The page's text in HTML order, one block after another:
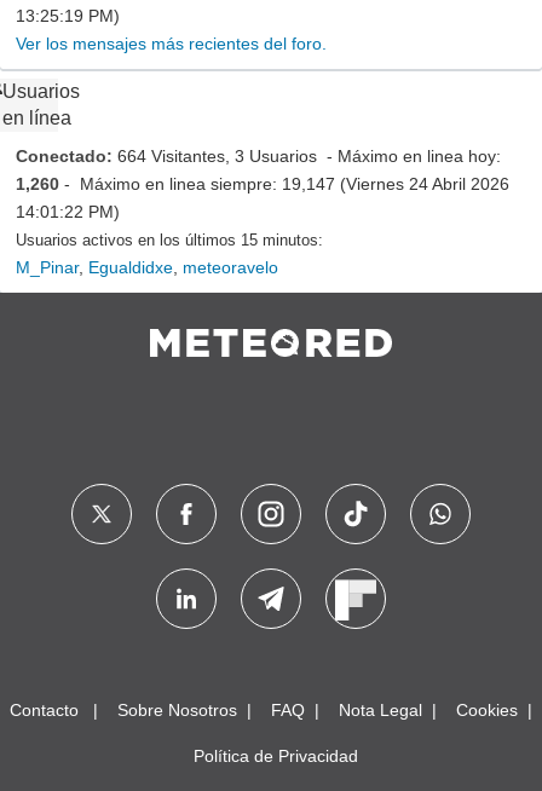
13:25:19 PM)
Ver los mensajes más recientes del foro.
Usuarios
en línea
Conectado: 664 Visitantes, 3 Usuarios - Máximo en linea hoy:
1,260 - Máximo en linea siempre: 19,147 (Viernes 24 Abril 2026
14:01:22 PM)
Usuarios activos en los últimos 15 minutos:
M_Pinar, Egualdidxe meteoravelo
Contacto Sobre Nosotros FAQ Nota Legal Cookies
Política de Privacidad